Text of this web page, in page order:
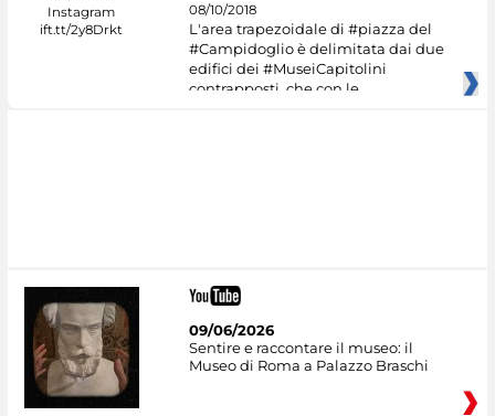
08/10/2018
L'area trapezoidale di #piazza del
#Campidoglio è delimitata dai due
edifici dei #MuseiCapitolini
contrapposti, che con le
09/06/2026
Sentire e raccontare il museo: il
Museo di Roma a Palazzo Braschi